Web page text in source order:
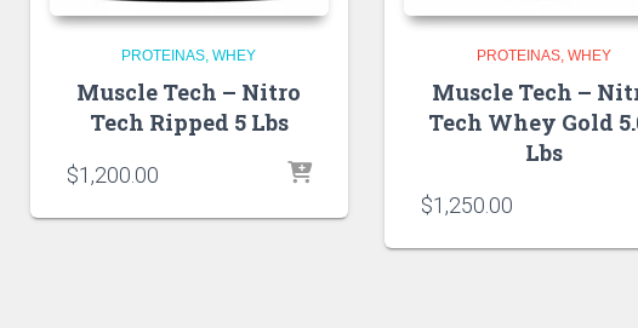
PROTEINAS WHEY
Muscle Tech – Nitro
Tech Ripped 5 Lbs
$1,200.00
PROTEINAS WHEY
Muscle Tech –
Tech Whey Gold
Lbs
$1,250.00